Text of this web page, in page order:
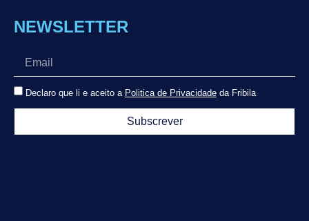
NEWSLETTER
Declaro que li e aceito a Politica de Privacidade da Fribila
Subscrever